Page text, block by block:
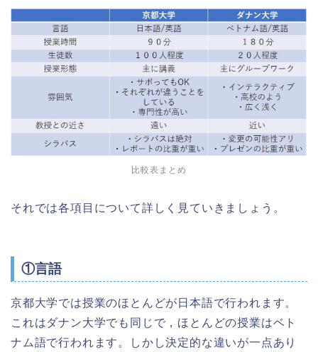
比較表まとめ
それでは各項目について詳しく見ていきましょう。
①言語
京都大学では授業のほとんどが日本語で行われます。
これはダナン大学でも同じで，ほとんどの授業はベト
ナム語で行われます。しかし決定的な違いが一点あり